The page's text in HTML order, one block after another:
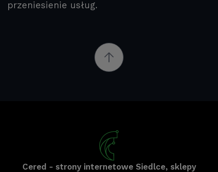
przeniesienie usług.
Cered - strony internetowe Siedlce, sklepy